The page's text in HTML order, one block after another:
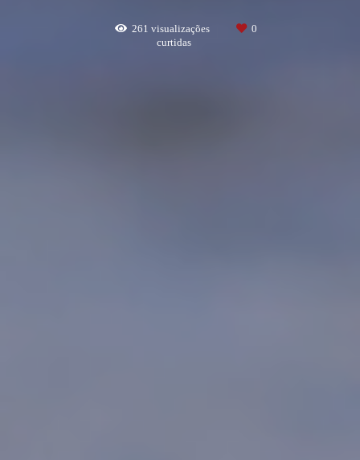
261 visualizações
0
curtidas